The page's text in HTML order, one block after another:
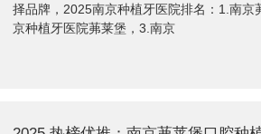
择品牌，2025南京种植牙医院排名：1.南京
京种植牙医院茀莱堡，3.南京